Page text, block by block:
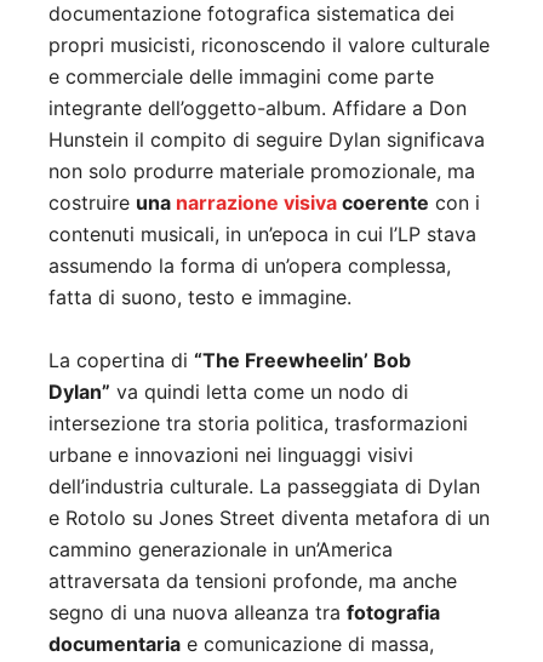
documentazione fotografica sistematica dei
propri musicisti, riconoscendo il valore culturale
e commerciale delle immagini come parte
integrante dell’oggetto-album. Affidare a Don
Hunstein il compito di seguire Dylan significava
non solo produrre materiale promozionale, ma
costruire una narrazione visiva coerente con i
contenuti musicali, in un’epoca in cui l’LP stava
assumendo la forma di un’opera complessa,
fatta di suono, testo e immagine.
La copertina di “The Freewheelin’ Bob
Dylan” va quindi letta come un nodo di
intersezione tra storia politica, trasformazioni
urbane e innovazioni nei linguaggi visivi
dell’industria culturale. La passeggiata di Dylan
e Rotolo su Jones Street diventa metafora di un
cammino generazionale in un’America
attraversata da tensioni profonde, ma anche
segno di una nuova alleanza tra fotografia
documentaria e comunicazione di massa,